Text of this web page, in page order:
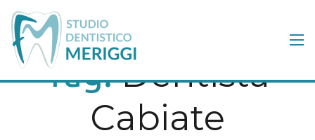
Tag:Dentista
Cabiate